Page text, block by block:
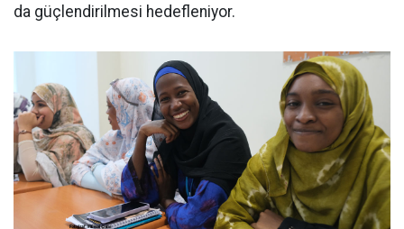
da güçlendirilmesi hedefleniyor.